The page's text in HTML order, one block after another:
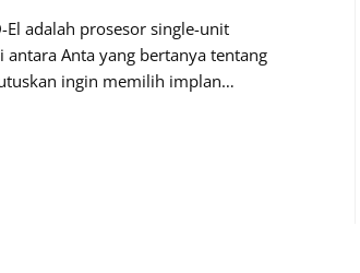
adalah prosesor single-unit
antara Anta yang bertanya tentang
ingin memilih implan